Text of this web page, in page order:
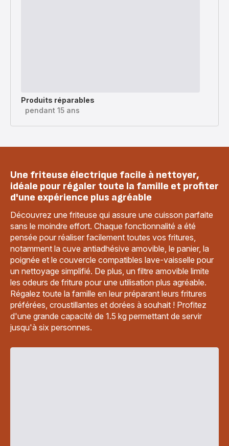
Produits réparables
pendant 15 ans
Une friteuse électrique facile à nettoyer,
idéale pour régaler toute la famille et profiter
d'une expérience plus agréable
Découvrez une friteuse qui assure une cuisson parfaite
sans le moindre effort. Chaque fonctionnalité a été
pensée pour réaliser facilement toutes vos fritures,
notamment la cuve antiadhésive amovible, le panier, la
poignée et le couvercle compatibles lave-vaisselle pour
un nettoyage simplifié. De plus, un filtre amovible limite
les odeurs de friture pour une utilisation plus agréable.
Régalez toute la famille en leur préparant leurs fritures
préférées, croustillantes et dorées à souhait ! Profitez
d'une grande capacité de 1.5 kg permettant de servir
jusqu'à six personnes.